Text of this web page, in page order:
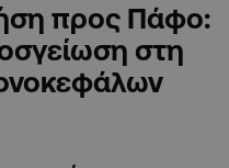
προς Πάφο:
στη